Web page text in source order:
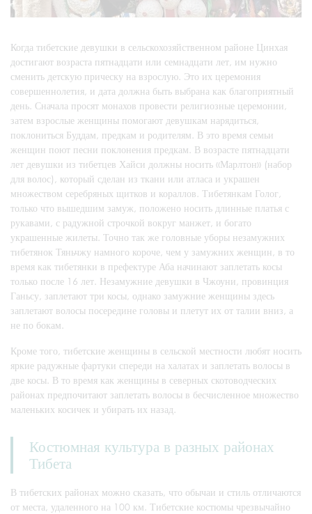
Когда тибетские девушки в сельскохозяйственном районе Цинхая
достигают возраста пятнадцати или семнадцати лет, им нужно
сменить детскую прическу на взрослую. Это их церемония
совершеннолетия, и дата должна быть выбрана как благоприятный
день. Сначала просят монахов провести религиозные церемонии,
затем взрослые женщины помогают девушкам нарядиться,
поклониться Буддам, предкам и родителям. В это время семьи
женщин поют песни поклонения предкам. В возрасте пятнадцати
лет девушки из тибетцев Хайси должны носить «Марлтон» (набор
для волос), который сделан из ткани или атласа и украшен
множеством серебряных щитков и кораллов. Тибетянкам Голог,
только что вышедшим замуж, положено носить длинные платья с
рукавами, с радужной строчкой вокруг манжет, и богато
украшенные жилеты. Точно так же головные уборы незамужних
тибетянок Тяньчжу намного короче, чем у замужних женщин, в то
время как тибетянки в префектуре Аба начинают заплетать косы
только после 16 лет. Незамужние девушки в Чжоуни, провинция
Ганьсу, заплетают три косы, однако замужние женщины здесь
заплетают волосы посередине головы и плетут их от талии вниз, а
не по бокам.
Кроме того, тибетские женщины в сельской местности любят носить
яркие радужные фартуки спереди на халатах и заплетать волосы в
две косы. В то время как женщины в северных скотоводческих
районах предпочитают заплетать волосы в бесчисленное множество
маленьких косичек и убирать их назад.
Костюмная культура в разных районах
Тибета
В тибетских районах можно сказать, что обычаи и стиль отличаются
от места, удаленного на 100 км. Тибетские костюмы чрезвычайно